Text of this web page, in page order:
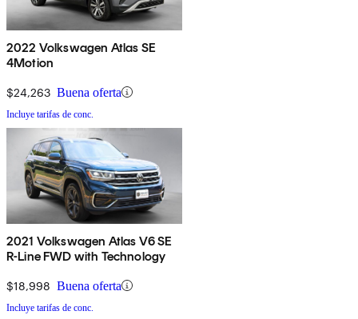
2022 Volkswagen Atlas SE
4Motion
$24,263 Buena oferta
Incluye tarifas de conc.
2021 Volkswagen Atlas V6 SE
R-Line FWD with Technology
$18,998 Buena oferta
Incluye tarifas de conc.